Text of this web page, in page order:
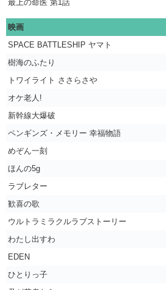
最上の命医 第1話
映画
SPACE BATTLESHIP ヤマト
樹海のふたり
トワイライト ささらさや
オケ老人!
新幹線大爆破
ペンギンズ・メモリー 幸福物語
めぞん一刻
ほんの5g
ラブレター
歓喜の歌
ウルトラミラクルラブストーリー
わたし出すわ
EDEN
ひとりっ子